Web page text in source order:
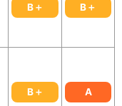
B＋ B＋
B＋ A